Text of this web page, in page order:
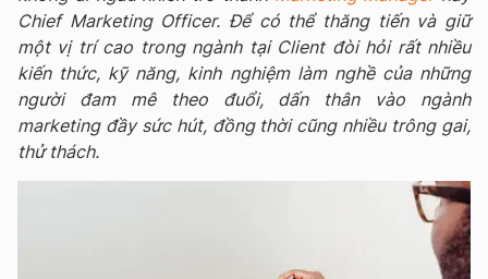
Chief Marketing Officer. Để có thể thăng tiến và giữ
một vị trí cao trong ngành tại Client đòi hỏi rất nhiều
kiến thức, kỹ năng, kinh nghiệm làm nghề của những
người đam mê theo đuổi, dấn thân vào ngành
marketing đầy sức hút, đồng thời cũng nhiều trông gai,
thử thách.